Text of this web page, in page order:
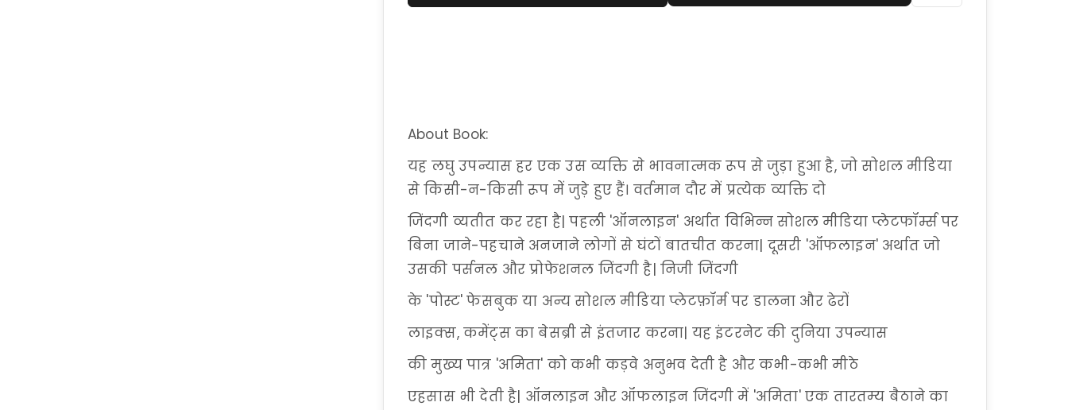
About Book:
यह लघु उपन्यास हर एक उस व्यक्ति से भावनात्मक रूप से जुड़ा हुआ है, जो सोशल मीडिया
से किसी-न-किसी रूप में जुड़े हुए हैं। वर्तमान दौर में प्रत्येक व्यक्ति दो
जिंदगी व्यतीत कर रहा है| पहली 'ऑनलाइन' अर्थात विभिन्न सोशल मीडिया प्लेटफॉर्म्स पर
बिना जाने-पहचाने अनजाने लोगों से घंटों बातचीत करना| दूसरी 'ऑफलाइन' अर्थात जो
उसकी पर्सनल और प्रोफेशनल जिंदगी है| निजी जिंदगी
के 'पोस्ट' फेसबुक या अन्य सोशल मीडिया प्लेटफ़ॉर्म पर डालना और ढेरों
लाइक्स, कमेंट्स का बेसब्री से इंतजार करना| यह इंटरनेट की दुनिया उपन्यास
की मुख्य पात्र 'अमिता' को कभी कड़वे अनुभव देती है और कभी-कभी मीठे
एहसास भी देती है| ऑनलाइन और ऑफलाइन जिंदगी में 'अमिता' एक तारतम्य बैठाने का